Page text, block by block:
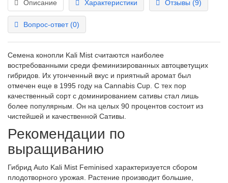
Описание Характеристики Отзывы (9)
Вопрос-ответ (0)
Семена конопли Kali Mist считаются наиболее
востребованными среди феминизированных автоцветущих
гибридов. Их утонченный вкус и приятный аромат был
отмечен еще в 1995 году на Cannabis Cup. С тех пор
качественный сорт с доминированием сативы стал лишь
более популярным. Он на целых 90 процентов состоит из
чистейшей и качественной Сативы.
Рекомендации по
выращиванию
Гибрид Auto Kali Mist Feminised характеризуется сбором
плодотворного урожая. Растение производит большие,